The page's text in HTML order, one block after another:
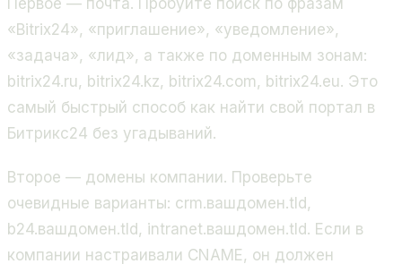
Первое — почта. Пробуйте поиск по фразам
«Bitrix24», «приглашение», «уведомление»,
«задача», «лид», а также по доменным зонам:
bitrix24.ru, bitrix24.kz, bitrix24.com, bitrix24.eu. Это
самый быстрый способ как найти свой портал в
Битрикс24 без угадываний.
Второе — домены компании. Проверьте
очевидные варианты: crm.вашдомен.tld,
b24.вашдомен.tld, intranet.вашдомен.tld. Если в
компании настраивали CNAME, он должен